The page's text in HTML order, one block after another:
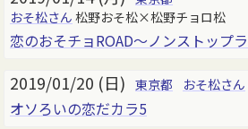
おそ松さん 松野おそ松×松野チョロ松
恋のおそチョROAD～ノンストップ
2019/01/20 (日) 東京都 おそ松さん
オソろいの恋だカラ5